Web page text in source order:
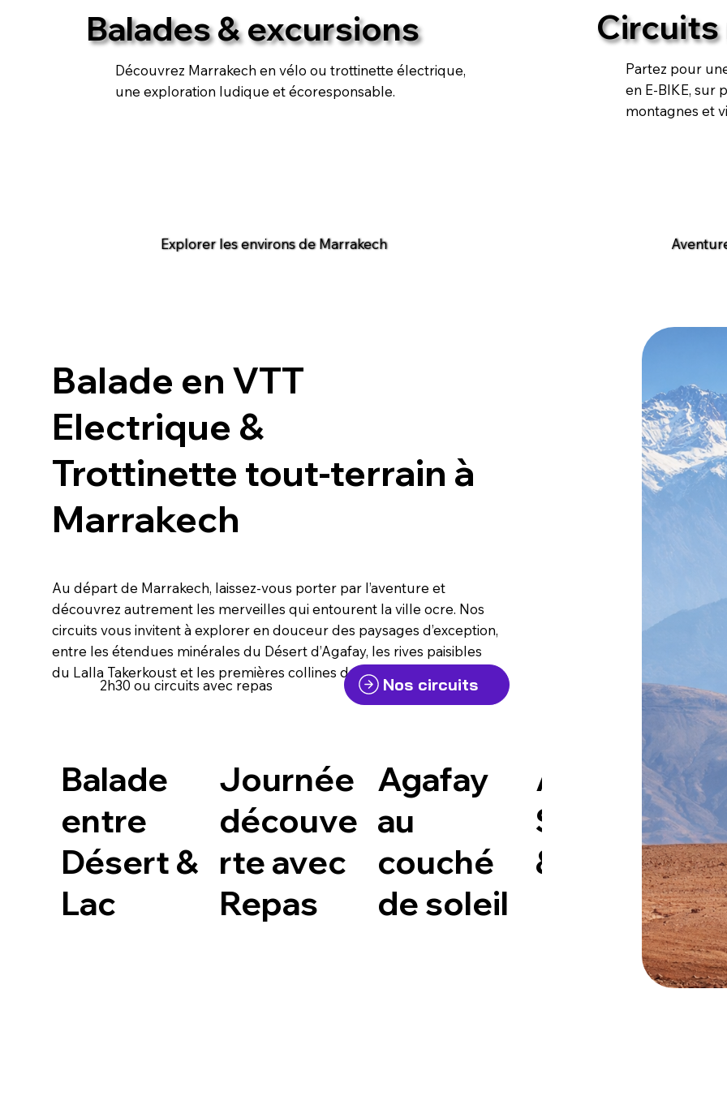
Balades & excursions
Découvrez Marrakech en vélo ou trottinette électrique,
une exploration ludique et écoresponsable.
Explorer les environs de Marrakech
Partez pour
en E-BIKE, sur
montagnes et
Balade en VTT
Electrique &
Trottinette tout-terrain à
Marrakech
Au départ de Marrakech, laissez-vous porter par l’aventure et
découvrez autrement les merveilles qui entourent la ville ocre. Nos
circuits vous invitent à explorer en douceur des paysages d’exception,
entre les étendues minérales du Désert d’Agafay, les rives paisibles
du Lalla Takerkoust et les premières collines du Haut-Atlas.
2h30 ou circuits avec repas Nos circuits
Balade
entre
Désert &
Lac
Journée
découve
rte avec
Repas
Agafay
au
couché
de soleil
Agafay
Sunset
& Diner